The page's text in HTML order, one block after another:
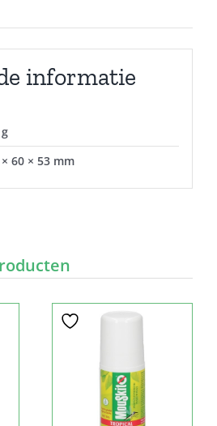
informatie
60 × 53 mm